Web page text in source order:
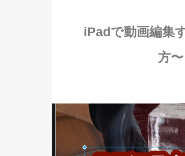
iPadで動画編集
方